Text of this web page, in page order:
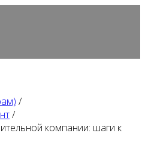
/
/
компании: шаги к